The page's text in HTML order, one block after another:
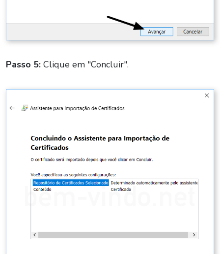
Passo 5: Clique em "Concluir".